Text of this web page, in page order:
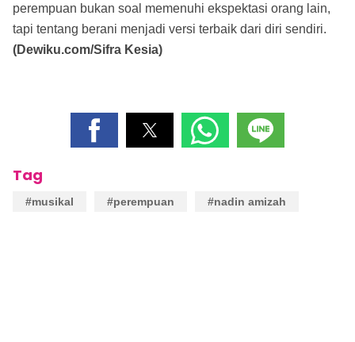
perempuan bukan soal memenuhi ekspektasi orang lain,
tapi tentang berani menjadi versi terbaik dari diri sendiri.
(Dewiku.com/Sifra Kesia)
Tag
#musikal #perempuan #nadin amizah